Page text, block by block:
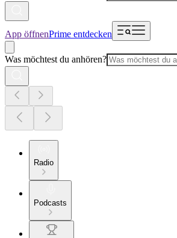
App öffnenPrime entdecken
Was möchtest du anhören?
Radio
Podcasts